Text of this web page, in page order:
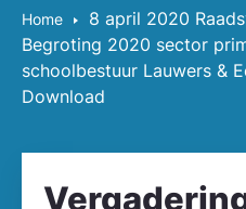
Home
8 april 2020
Begroting 2020 sector
schoolbestuur Lauwers &
Download